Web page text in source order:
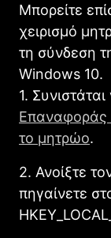
Μπορείτε
χειρισμό
τη σύνδεση
Windows 10.
1.
Επαναφοράς
το μητρώο.
2. Ανοίξτε
πηγαίνετε